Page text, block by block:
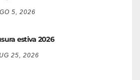
5, 2026
estiva 2026
25, 2026